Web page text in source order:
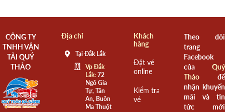
CÔNG TY
TNHH VẬN
TẢI QUÝ
THẢO
Địa chỉ
Tại Đắk Lắk
Vp Đắk
Lắk:72
Ngô Gia
Tự, Tân
An, Buôn
Ma Thuột
Khách
hàng
Đặt vé
online
Kiểm tra
vé
Theo dõi
trang
Facebook
của Quý
Thảođể
nhận khuyến
mãi và tin
tức mới